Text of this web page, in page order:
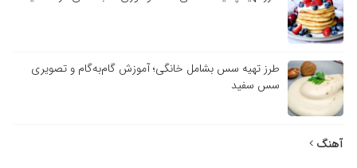
طرز تهیه سس بشامل خانگی؛ آموزش گام‌به‌گام و تصویری
سس سفید
آهنگ